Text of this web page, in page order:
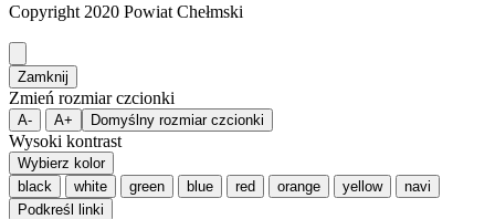
Copyright 2020 Powiat Chełmski
Zamknij
Zmień rozmiar czcionki
A- A+ Domyślny rozmiar czcionki
Wysoki kontrast
Wybierz kolor
black
white green blue red orange yellow
navi
Podkreśl linki